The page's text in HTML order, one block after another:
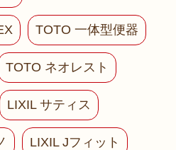
TOTO 一体型便器
TOTO ネオレスト
LIXIL サティス
LIXIL Jフィット